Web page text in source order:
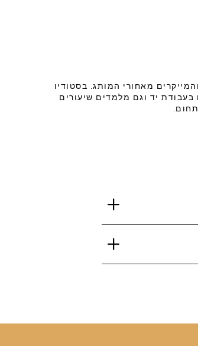
מאחורי המותג. בסטודיו
בעבודת יד וגם מלמדים שיעורים